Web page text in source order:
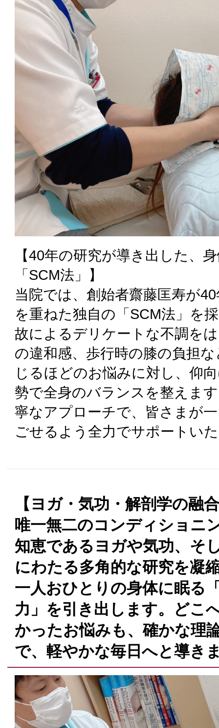
【40年の研究が導き出した、
「SCM法」】
当院では、創始者齋藤匡寿が
を重ねた独自の「SCM法」を
故によるデリケートな不調を
の違和感、歩行時の膝の負担
じるほどのお悩みに対し、仰
勢で全身のバランスを整えま
寧なアプローチで、皆さまが
ごせるよう全力でサポートい
【ヨガ・気功・解剖学の融
唯一無二のコンディショニ
知恵であるヨガや気功、そ
にわたる多角的な研究を凝
一人おひとりの身体に眠る
力」を引き出します。どこ
かったお悩みも、確かな理
で、軽やかな毎日へと導き